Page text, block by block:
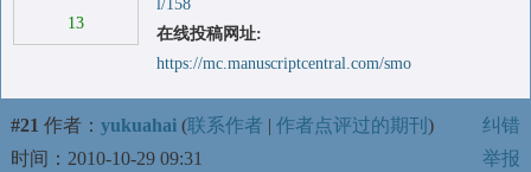
13
l/158
在线投稿网址:
https://mc.manuscriptcentral.com/smo
#21 作者： yukuahai (联系作者 | 作者点评过的期刊 )
时间：2010-10-29 09:31
纠错
举报